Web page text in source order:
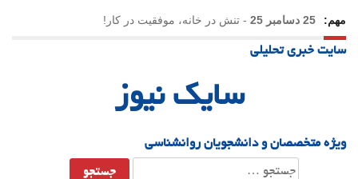
مهم: 25 دسامبر 25 - تنش در خانه، موفقیت در کار!
23 دسامبر 25
-یلدا؛ نماد تاب‌آوری اجتماعی در روزگار دشوار
سایت خبری تحلیلی
سایک نیوز
ویژه متخصصان و دانشجویان روانشناسی
جستجو